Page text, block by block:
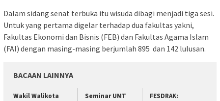
Dalam sidang senat terbuka itu wisuda dibagi menjadi tiga sesi.
Untuk yang pertama digelar terhadap dua fakultas yakni,
Fakultas Ekonomi dan Bisnis (FEB) dan Fakultas Agama Islam
(FAI) dengan masing-masing berjumlah 895 dan 142 lulusan.
BACAAN LAINNYA
Wakil Walikota
Seminar UMT
FESDRAK: